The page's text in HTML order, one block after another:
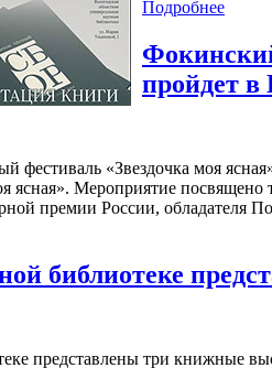
Подробнее
пройдет в
ясная». Мероприятие
премии России, обладателя
библиотеке